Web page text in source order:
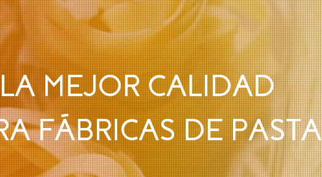
MEJOR CALIDAD
FÁBRICAS DE PASTA